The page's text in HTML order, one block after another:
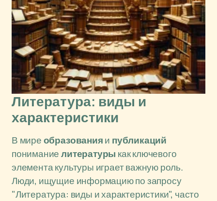
Литература: виды и
характеристики
В миреобразованияи публикаций
пониманиелитературы как ключевого
элемента культуры играет важную роль.
Люди, ищущие информацию по запросу
"Литература: виды и характеристики", часто